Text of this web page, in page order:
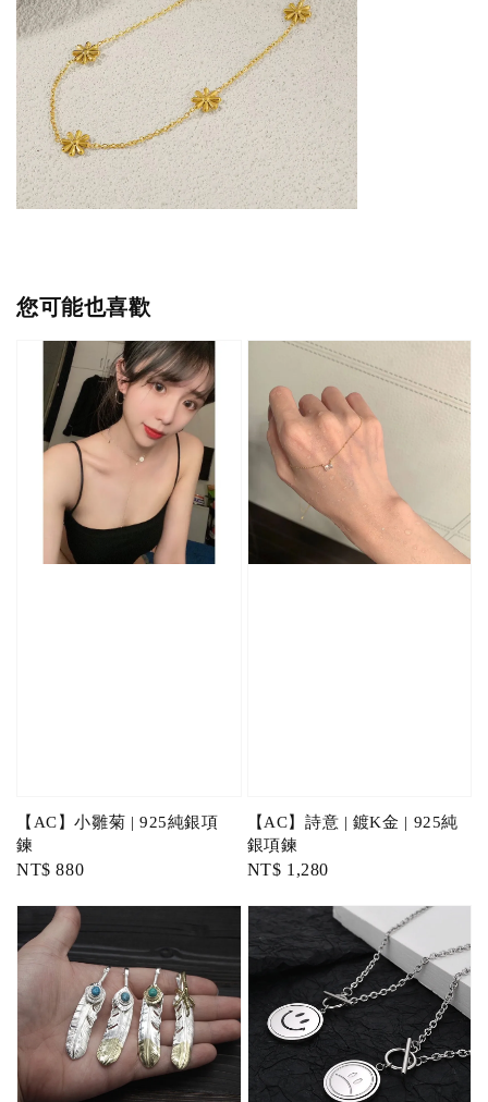
您可能也喜歡
【AC】小雛菊 | 925純銀項
鍊
Regular
NT$ 880
【AC】詩意 | 鍍K金 | 925純
銀項鍊
Regular
NT$ 1,280